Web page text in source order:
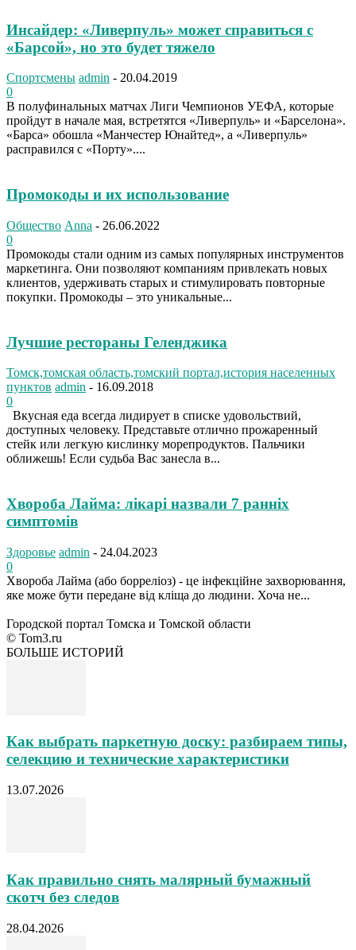
Инсайдер: «Ливерпуль» может справиться с
«Барсой», но это будет тяжело
Спортсмены admin - 20.04.2019
0
В полуфинальных матчах Лиги Чемпионов УЕФА, которые
пройдут в начале мая, встретятся «Ливерпуль» и «Барселона».
«Барса» обошла «Манчестер Юнайтед», а «Ливерпуль»
расправился с «Порту»....
Промокоды и их использование
Общество Anna - 26.06.2022
0
Промокоды стали одним из самых популярных инструментов
маркетинга. Они позволяют компаниям привлекать новых
клиентов, удерживать старых и стимулировать повторные
покупки. Промокоды – это уникальные...
Лучшие рестораны Геленджика
Томск,томская область,томский портал,история населенных
пунктов admin - 16.09.2018
0
Вкусная еда всегда лидирует в списке удовольствий,
доступных человеку. Представьте отлично прожаренный
стейк или легкую кислинку морепродуктов. Пальчики
оближешь! Если судьба Вас занесла в...
Хвороба Лайма: лікарі назвали 7 ранніх
симптомів
Здоровье admin - 24.04.2023
0
Хвороба Лайма (або борреліоз) - це інфекційне захворювання,
яке може бути передане від кліща до людини. Хоча не...
Городской портал Томска и Томской области
© Tom3.ru
БОЛЬШЕ ИСТОРИЙ
Как выбрать паркетную доску: разбираем типы,
селекцию и технические характеристики
13.07.2026
Как правильно снять малярный бумажный
скотч без следов
28.04.2026